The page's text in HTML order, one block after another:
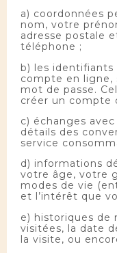
a) coordonnées
nom, votre
adresse postale
téléphone ;
b) les identifiants
compte en ligne,
mot de passe.
créer un compte
c) échanges
détails des
service
d) informations
votre âge, votre
modes de vie
et l’intérêt que
e) historiques de
visitées, la date
la visite, ou